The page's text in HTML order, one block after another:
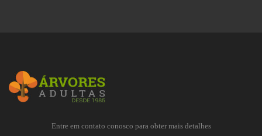
Entre em contato conosco para obter mais detalhes